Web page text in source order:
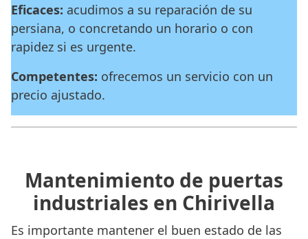
Eficaces: acudimos a su reparación de su
persiana, o concretando un horario o con
rapidez si es urgente.
Competentes: ofrecemos un servicio con un
precio ajustado.
Mantenimiento de puertas
industriales en Chirivella
Es importante mantener el buen estado de las